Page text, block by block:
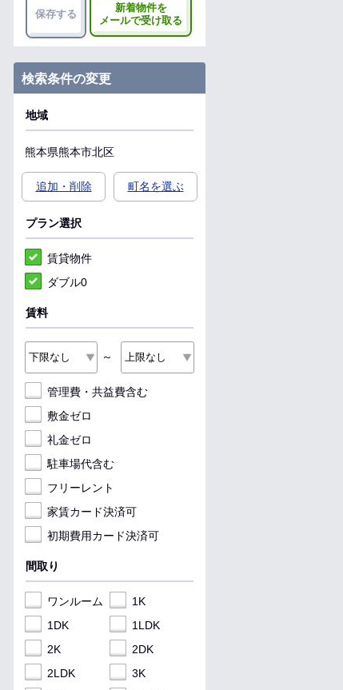
保存する
新着物件を
メールで受け取る
検索条件の変更
地域
熊本県熊本市北区
追加・削除 町名を選ぶ
プラン選択
賃貸物件
ダブル0
賃料
～
管理費・共益費含む
敷金ゼロ
礼金ゼロ
駐車場代含む
フリーレント
家賃カード決済可
初期費用カード決済可
間取り
ワンルーム
1K
1DK
1LDK
2K
2DK
2LDK
3K